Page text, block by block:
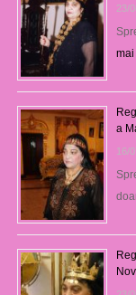
23/
mai
a
16/